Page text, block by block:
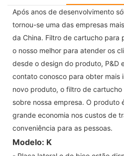
Após anos de desenvolvimento
tornou-se uma das empresas
da China. Filtro de cartucho para
o nosso melhor para atender os
desde o design do produto, P&D
contato conosco para obter mais
novo produto, o filtro de cartucho
sobre nossa empresa. O produto
grande economia nos custos de
conveniência para as pessoas.
Modelo: K